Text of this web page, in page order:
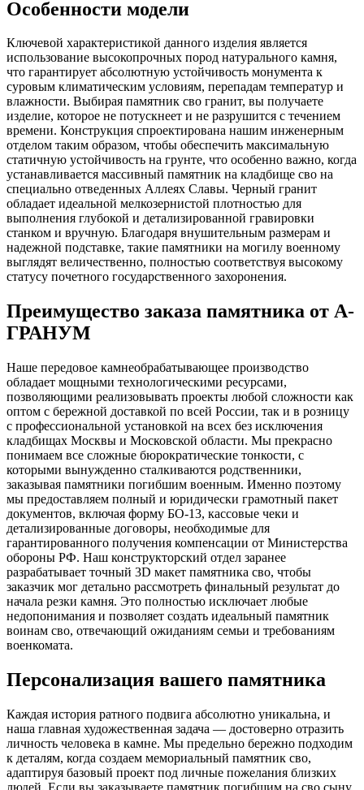
Особенности модели
Ключевой характеристикой данного изделия является
использование высокопрочных пород натурального камня,
что гарантирует абсолютную устойчивость монумента к
суровым климатическим условиям, перепадам температур и
влажности. Выбирая памятник сво гранит, вы получаете
изделие, которое не потускнеет и не разрушится с течением
времени. Конструкция спроектирована нашим инженерным
отделом таким образом, чтобы обеспечить максимальную
статичную устойчивость на грунте, что особенно важно, когда
устанавливается массивный памятник на кладбище сво на
специально отведенных Аллеях Славы. Черный гранит
обладает идеальной мелкозернистой плотностью для
выполнения глубокой и детализированной гравировки
станком и вручную. Благодаря внушительным размерам и
надежной подставке, такие памятники на могилу военному
выглядят величественно, полностью соответствуя высокому
статусу почетного государственного захоронения.
Преимущество заказа памятника от А-
ГРАНУМ
Наше передовое камнеобрабатывающее производство
обладает мощными технологическими ресурсами,
позволяющими реализовывать проекты любой сложности как
оптом с бережной доставкой по всей России, так и в розницу
с профессиональной установкой на всех без исключения
кладбищах Москвы и Московской области. Мы прекрасно
понимаем все сложные бюрократические тонкости, с
которыми вынужденно сталкиваются родственники,
заказывая памятники погибшим военным. Именно поэтому
мы предоставляем полный и юридически грамотный пакет
документов, включая форму БО-13, кассовые чеки и
детализированные договоры, необходимые для
гарантированного получения компенсации от Министерства
обороны РФ. Наш конструкторский отдел заранее
разрабатывает точный 3D макет памятника сво, чтобы
заказчик мог детально рассмотреть финальный результат до
начала резки камня. Это полностью исключает любые
недопонимания и позволяет создать идеальный памятник
воинам сво, отвечающий ожиданиям семьи и требованиям
военкомата.
Персонализация вашего памятника
Каждая история ратного подвига абсолютно уникальна, и
наша главная художественная задача — достоверно отразить
личность человека в камне. Мы предельно бережно подходим
к деталям, когда создаем мемориальный памятник сво,
адаптируя базовый проект под личные пожелания близких
людей. Если вы заказываете памятник погибшим на сво сыну,